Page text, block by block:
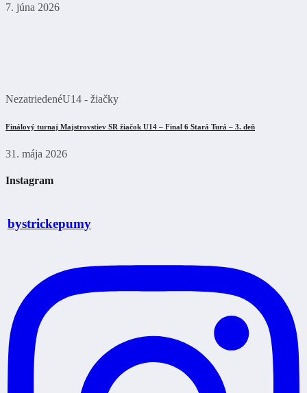
7. júna 2026
NezatriedenéU14 - žiačky
Finálový turnaj Majstrovstiev SR žiačok U14 – Final 6 Stará Turá – 3. deň
31. mája 2026
Instagram
bystrickepumy